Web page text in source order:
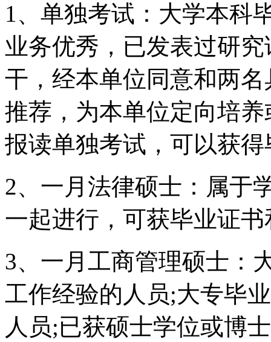
1、单独考试：大学本科
业务优秀，已发表过研
干，经本单位同意和两
推荐，为本单位定向培
报读单独考试，可以获
2、一月法律硕士：属于
一起进行，可获毕业证
3、一月工商管理硕士：
工作经验的人员;大专毕
人员;已获硕士学位或博